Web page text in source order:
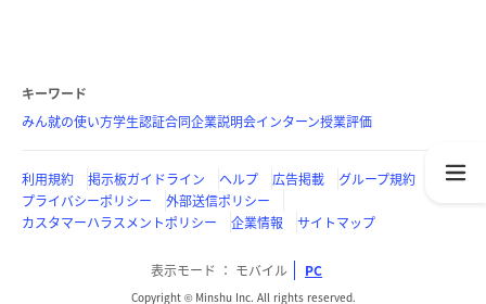
キーワード
みん就の使い方学生認証合同企業説明会インターン授業評価
利用規約 掲示板ガイドライン ヘルプ 広告掲載
グループ規約
プライバシーポリシー
外部送信ポリシー
カスタマーハラスメントポリシー
企業情報 サイトマップ
表示モード モバイル PC
Copyright © Minshu Inc. All rights reserved.